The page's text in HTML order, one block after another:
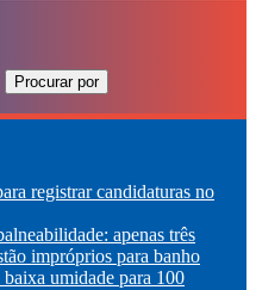
Procurar por
registrar candidaturas no
apenas três
impróprios para banho
umidade para 100